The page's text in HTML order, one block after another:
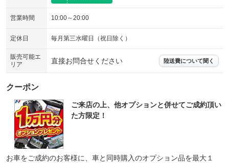
営業時間 10:00～20:00
定休日 毎月第三水曜日（祝日除く）
販売可能エ
リア
直接お問合せください 陸送費について聞く
クーポン
ご来店の上、他オプションと併せてご成約頂い
た方限定！
お車をご成約のお客様に、車と同時購入のオプション品を最大１